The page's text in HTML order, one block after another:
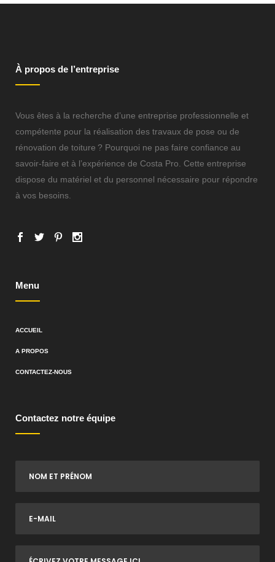
À propos de l’entreprise
Vous êtes à la recherche d’une entreprise professionnelle et
compétente pour la réalisation des travaux de pose ou de
rénovation de toiture ? Pourquoi ne pas faire confiance au
savoir-faire et à l’expérience de Costa Pro. Cette entreprise
dispose du matériel et du personnel nécessaire pour répondre
à vos besoins.
Menu
ACCUEIL
A PROPOS
CONTACTEZ-NOUS
Contactez notre équipe